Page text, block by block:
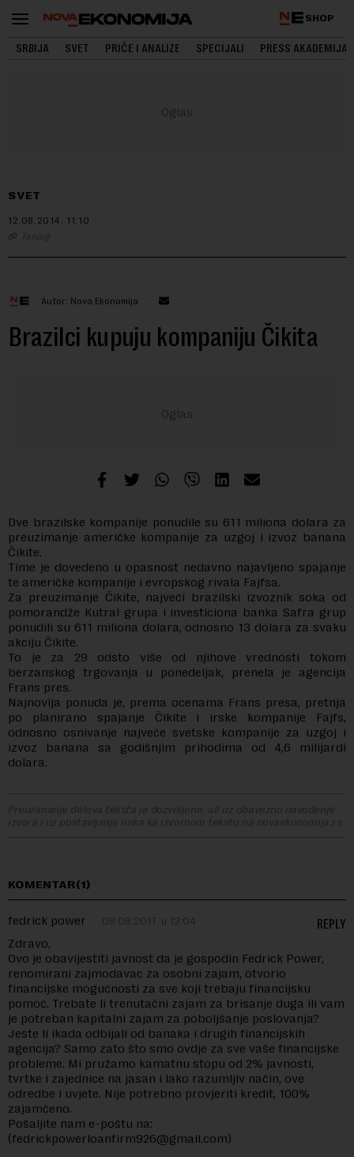
SHOP
SRBIJA SVET PRIČE I ANALIZE SPECIJALI PRESS AKADEMIJA
SVET
12.08.2014. 11:10
Tanjug
Autor: Nova Ekonomija
Brazilci kupuju kompaniju Čikita
Dve brazilske kompanije ponudile su 611 miliona dolara za
preuzimanje američke kompanije za uzgoj i izvoz banana
Čikite.
Time je dovedeno u opasnost nedavno najavljeno spajanje
te američke kompanije i evropskog rivala Fajfsa.
Za preuzimanje Čikite, najveći brazilski izvoznik soka od
pomorandže Kutral grupa i investiciona banka Safra grup
ponudili su 611 miliona dolara, odnosno 13 dolara za svaku
akciju Čikite.
To je za 29 odsto više od njihove vrednosti tokom
berzanskog trgovanja u ponedeljak, prenela je agencija
Frans pres.
Najnovija ponuda je, prema ocenama Frans presa, pretnja
po planirano spajanje Čikite i irske kompanije Fajfs,
odnosno osnivanje najveće svetske kompanije za uzgoj i
izvoz banana sa godišnjim prihodima od 4,6 milijardi
dolara.
Preuzimanje delova teksta je dozvoljeno, ali uz obavezno navođenje
izvora i uz postavljanje linka ka izvornom tekstu na novaekonomija.rs
KOMENTAR(1)
fedrick power 08.08.2017. u 12:04
Zdravo,
Ovo je obavijestiti javnost da je gospodin Fedrick Power,
renomirani zajmodavac za osobni zajam, otvorio
financijske mogućnosti za sve koji trebaju financijsku
pomoć. Trebate li trenutačni zajam za brisanje duga ili vam
je potreban kapitalni zajam za poboljšanje poslovanja?
Jeste li ikada odbijali od banaka i drugih financijskih
agencija? Samo zato što smo ovdje za sve vaše financijske
probleme. Mi pružamo kamatnu stopu od 2% javnosti,
tvrtke i zajednice na jasan i lako razumljiv način, ove
odredbe i uvjete. Nije potrebno provjeriti kredit, 100%
zajamčeno.
Pošaljite nam e-poštu na:
(fedrickpowerloanfirm926@gmail.com)
REPLY